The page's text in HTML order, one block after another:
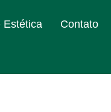
Estética Contato